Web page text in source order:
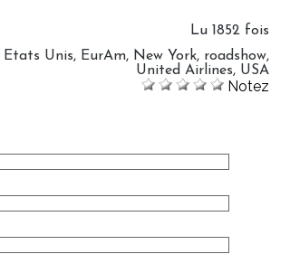
Lu 1852 fois
Etats Unis, EurAm, New York, roadshow,
United Airlines, USA
Notez